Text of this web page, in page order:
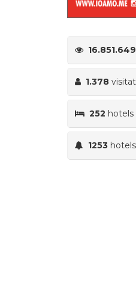
16.851.649
1.378
252 hotels
1253